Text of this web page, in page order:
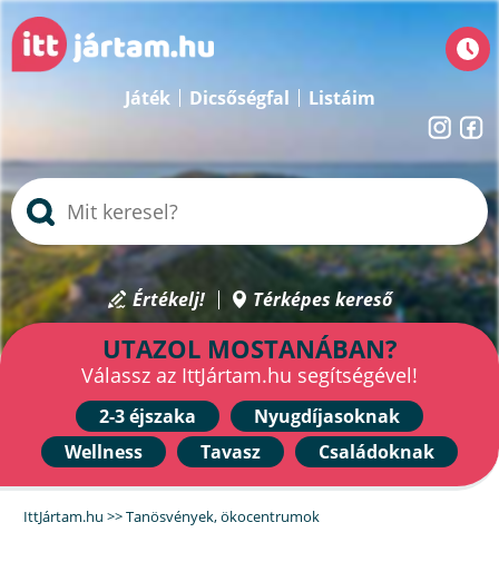
Játék Dicsőségfal Listáim
Értékelj! Térképes kereső
UTAZOL MOSTANÁBAN?
Válassz az IttJártam.hu segítségével!
2-3 éjszaka
Nyugdíjasoknak
Wellness
Tavasz Családoknak
IttJártam.hu >>Tanösvények, ökocentrumok